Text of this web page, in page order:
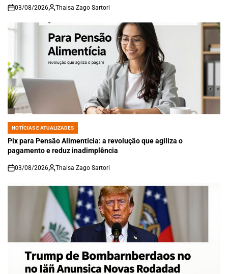
on
03/08/2026 Thaisa Zago Sartori
POSTED
IN
NOTÍCIAS E ATUALIZADES
Pix para Pensão Alimentícia: a revolução que agiliza o
pagamento e reduz inadimplência
on
03/08/2026 Thaisa Zago Sartori